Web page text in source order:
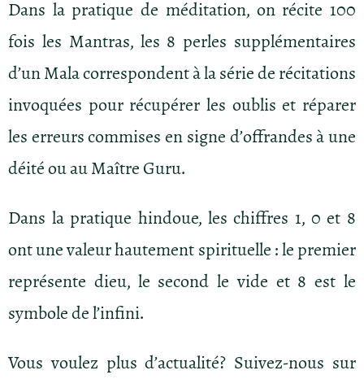
Dans la pratique de méditation, on récite 100
fois les Mantras, les 8 perles supplémentaires
d’un Mala correspondent à la série de récitations
invoquées pour récupérer les oublis et réparer
les erreurs commises en signe d’offrandes à une
déité ou au Maître Guru.
Dans la pratique hindoue, les chiffres 1, 0 et 8
ont une valeur hautement spirituelle : le premier
représente dieu, le second le vide et 8 est le
symbole de l’infini.
Vous voulez plus d’actualité? Suivez-nous sur